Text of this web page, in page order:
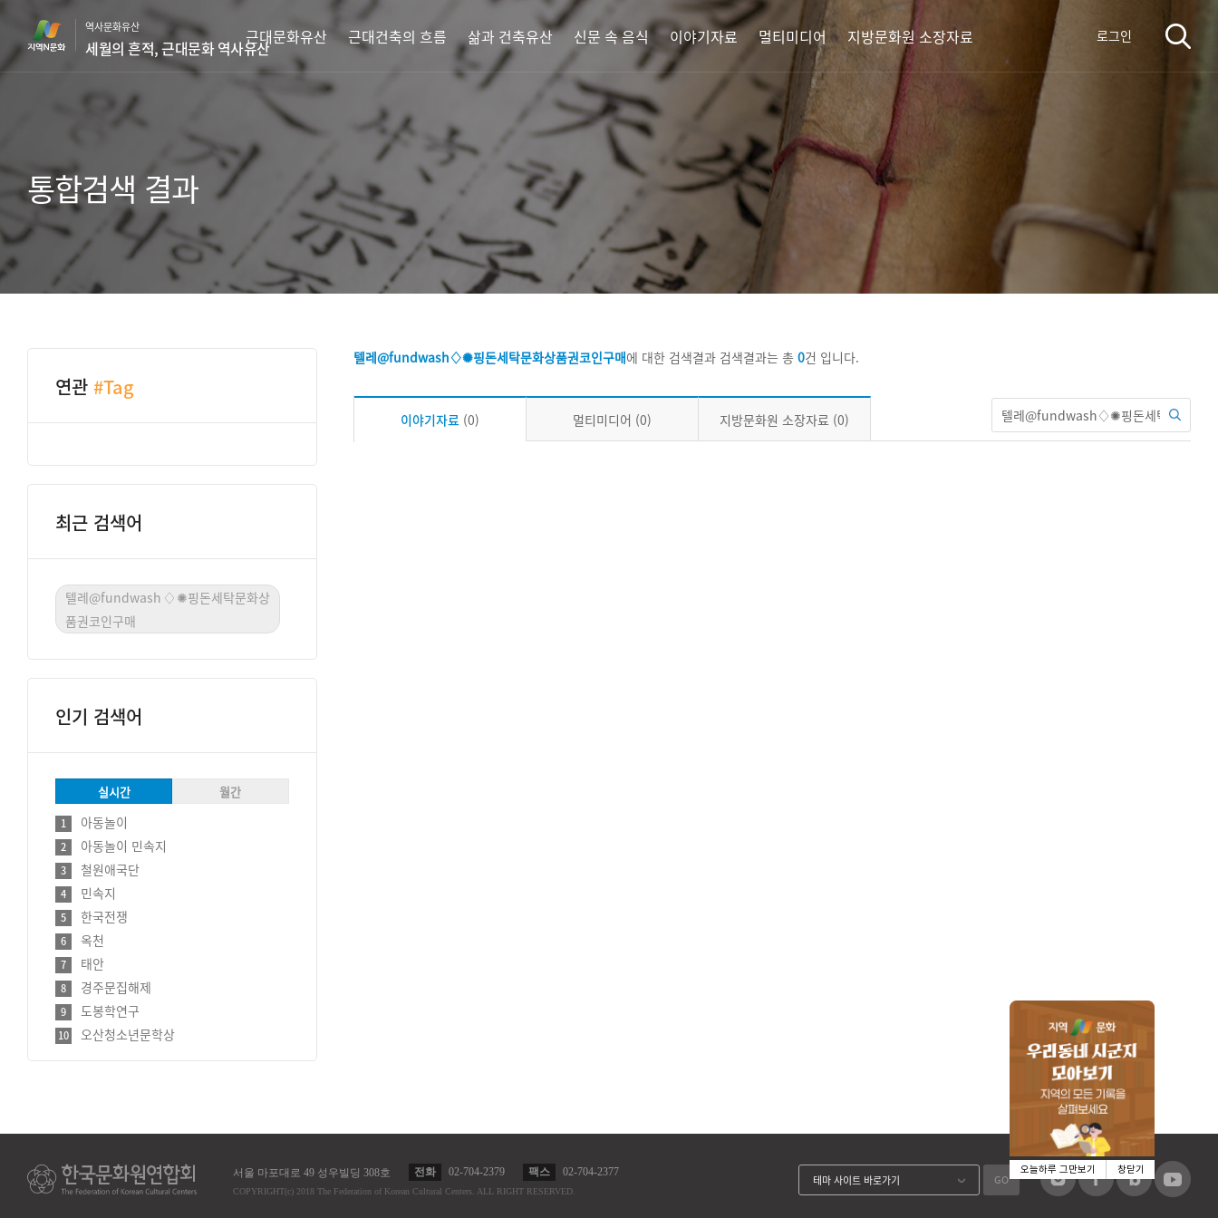
바
로
역사문화유산
세월의 흔적, 근대문화 역사유산
근대문화유산 근대건축의 흐름 삶과 건축유산 신문 속 음식 이야기자료 멀티미디어 지방문화원 소장자료 로그인
통합검색 결과
연관 #Tag
최근 검색어
텔레@fundwash♢✺핑돈세탁문화상
품권코인구매
인기 검색어
실시간 월간
1 아동놀이
2 아동놀이 민속지
3 철원애국단
4 민속지
5 한국전쟁
6 옥천
7 태안
8 경주문집해제
9 도봉학연구
10 오산청소년문학상
텔레@fundwash♢✺핑돈세탁문화상품권코인구매에 대한 검색결과 검색결과는 총 0건 입니다.
이야기자료 (0) 멀티미디어 (0) 지방문화원 소장자료 (0)
서울 마포대로 49 성우빌딩 308호 전화 02-704-2379 팩스 02-704-2377
COPYRIGHT(c) 2018 The Federation of Korean Cultural Centers. ALL RIGHT RESERVED.
테마 사이트 바로가기 GO
오늘하루 그만보기 창닫기